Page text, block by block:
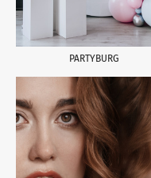
PARTYBURG